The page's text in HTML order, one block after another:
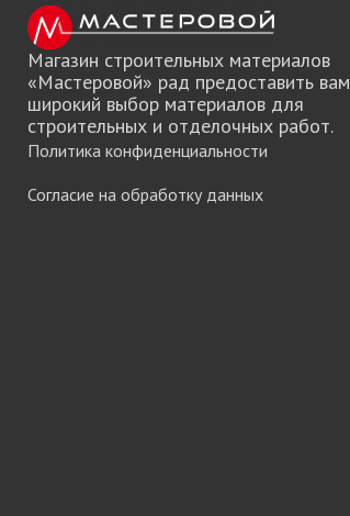
Магазин строительных материалов
«Мастеровой» рад предоставить вам
широкий выбор материалов для
строительных и отделочных работ.
Политика конфиденциальности
Согласие на обработку данных